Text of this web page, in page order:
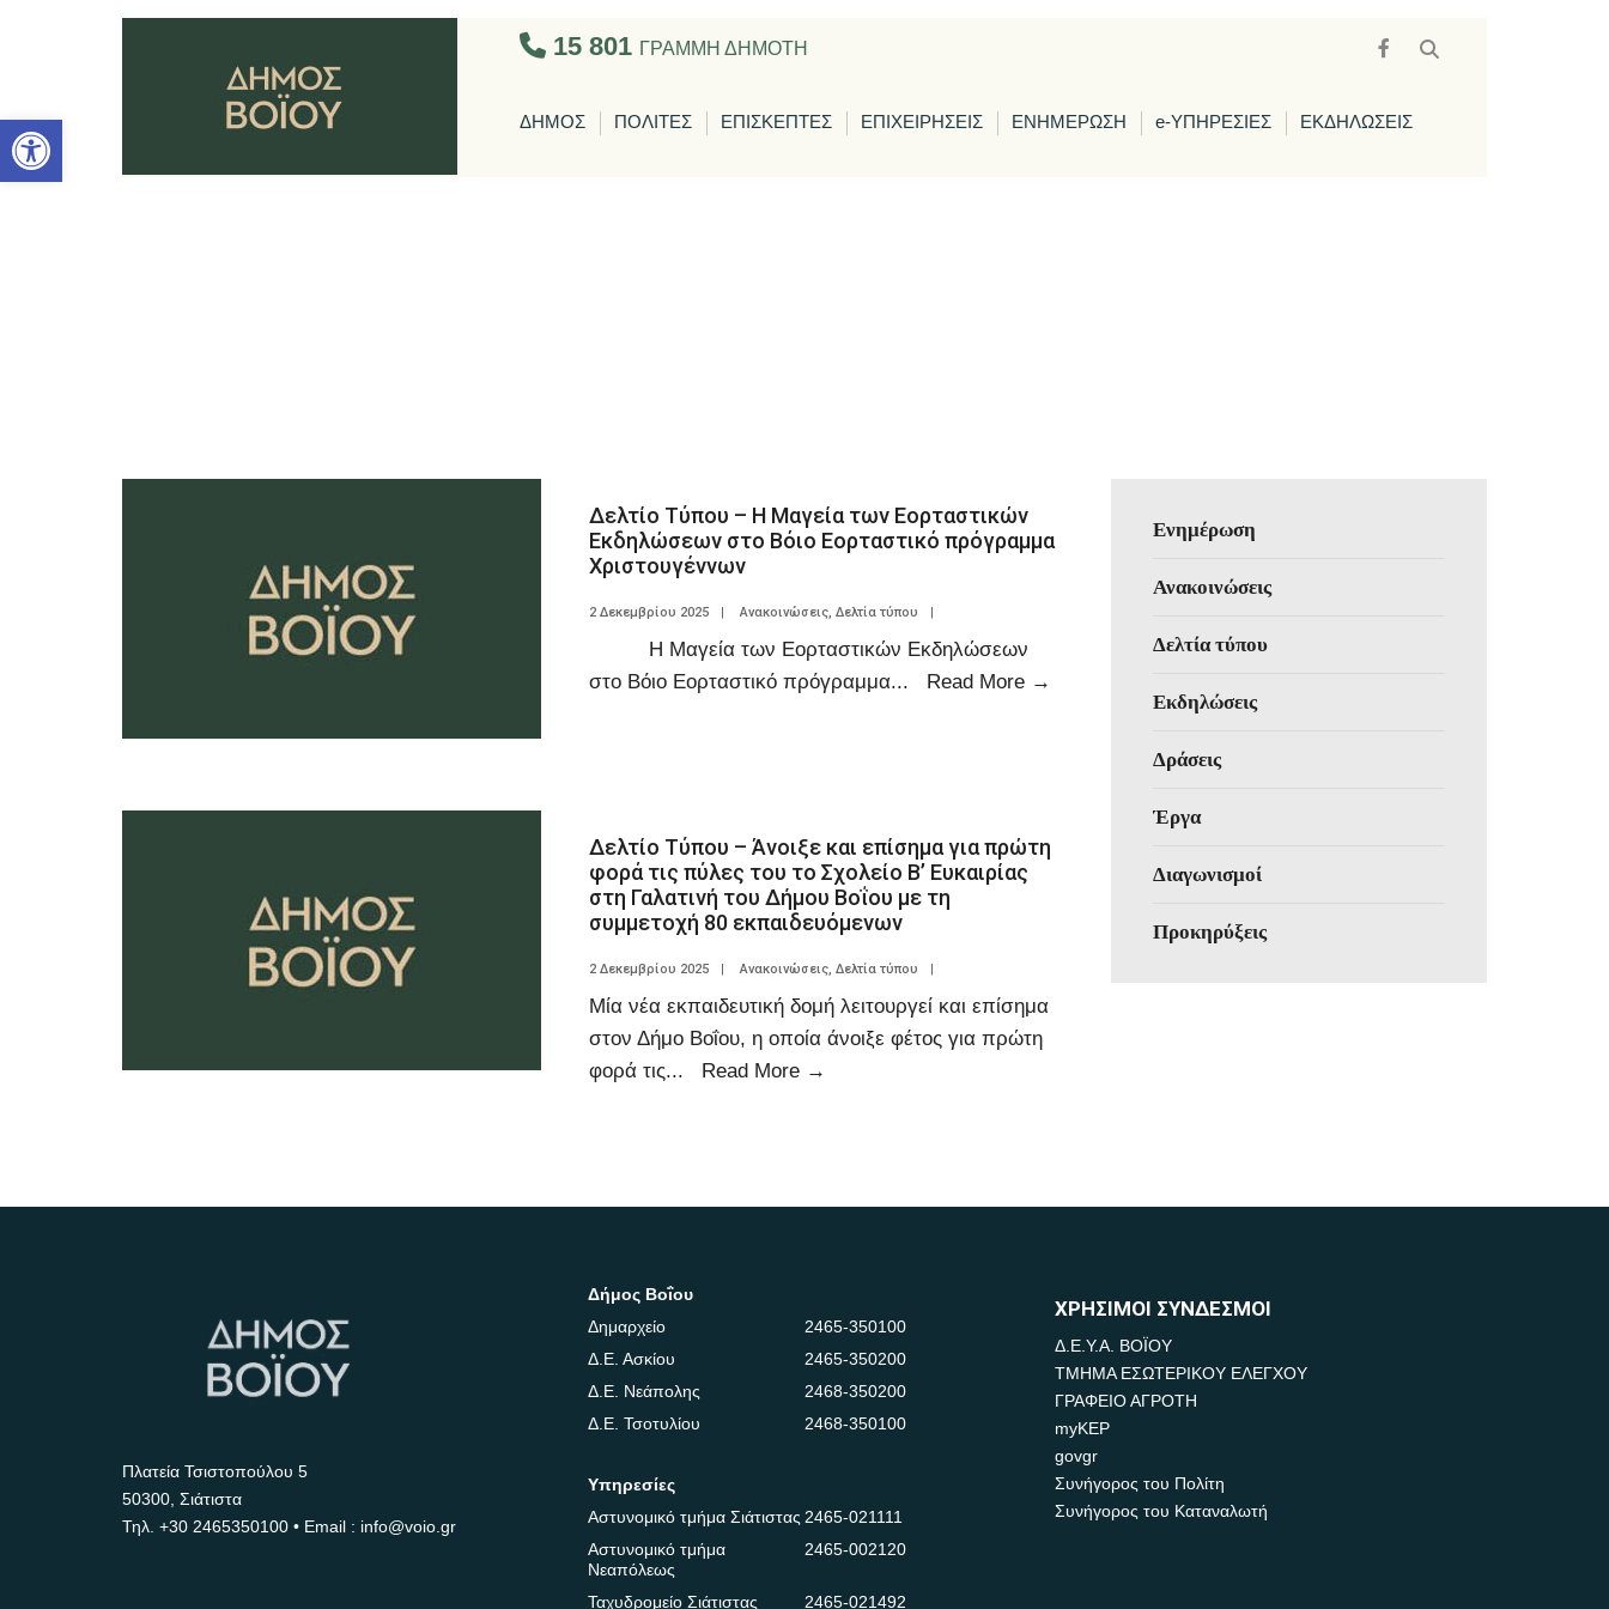
Ανοίξτε τη γραμμή εργαλείων
15 801 ΓΡΑΜΜΗ ΔΗΜΟΤΗ
ΔΗΜΟΣ ΠΟΛΙΤΕΣ ΕΠΙΣΚΕΠΤΕΣ ΕΠΙΧΕΙΡΗΣΕΙΣ ΕΝΗΜΕΡΩΣΗ e-ΥΠΗΡΕΣΙΕΣ ΕΚΔΗΛΩΣΕΙΣ
Δελτίο Τύπου – Η Μαγεία των Εορταστικών
Εκδηλώσεων στο Βόιο Εορταστικό πρόγραμμα
Χριστουγέννων
2 Δεκεμβρίου 2025 | Ανακοινώσεις, Δελτία τύπου |
Η Μαγεία των Εορταστικών Εκδηλώσεων
στο Βόιο Εορταστικό πρόγραμμα... Read More →
Δελτίο Τύπου – Άνοιξε και επίσημα για πρώτη
φορά τις πύλες του το Σχολείο Β’ Ευκαιρίας
στη Γαλατινή του Δήμου Βοΐου με τη
συμμετοχή 80 εκπαιδευόμενων
2 Δεκεμβρίου 2025 | Ανακοινώσεις, Δελτία τύπου |
Μία νέα εκπαιδευτική δομή λειτουργεί και επίσημα
στον Δήμο Βοΐου, η οποία άνοιξε φέτος για πρώτη
φορά τις... Read More →
Ενημέρωση
Ανακοινώσεις
Δελτία τύπου
Εκδηλώσεις
Δράσεις
Έργα
Διαγωνισμοί
Προκηρύξεις
Πλατεία Τσιστοπούλου 5
50300, Σιάτιστα
Τηλ. +30 2465350100 • Email : info@voio.gr
Δήμος Βοΐου
Δημαρχείο
2465-350100
Δ.Ε. Ασκίου
2465-350200
Δ.Ε. Νεάπολης
2468-350200
Δ.Ε. Τσοτυλίου
2468-350100
Υπηρεσίες
Αστυνομικό τμήμα Σιάτιστας2465-021111
Αστυνομικό τμήμα
Νεαπόλεως
2465-002120
Ταχυδρομείο Σιάτιστας 2465-021492
ΧΡΗΣΙΜΟΙ ΣΥΝΔΕΣΜΟΙ
Δ.Ε.Υ.Α. ΒΟΪΟΥ
ΤΜΗΜΑ ΕΣΩΤΕΡΙΚΟΥ ΕΛΕΓΧΟΥ
ΓΡΑΦΕΙΟ ΑΓΡΟΤΗ
myKEP
govgr
Συνήγορος του Πολίτη
Συνήγορος του Καταναλωτή